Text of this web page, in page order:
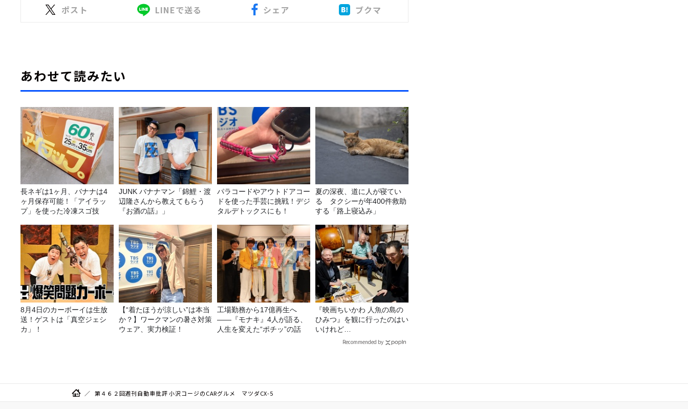
ポスト LINEで送る シェア ブクマ
あわせて読みたい
長ネギは1ヶ月、バナナは4
ヶ月保存可能！「アイラッ
プ」を使った冷凍スゴ技
JUNK バナナマン「錦鯉・渡
辺隆さんから教えてもらう
『お酒の話』」
パラコードやアウトドアコー
ドを使った手芸に挑戦！デジ
タルデトックスにも！
夏の深夜、道に人が寝てい
る タクシーが年400件救助
する「路上寝込み」
8月4日のカーボーイは生放
送！ゲストは「真空ジェシ
カ」！
【“着たほうが涼しい”は本当
か？】ワークマンの暑さ対策
ウェア、実力検証！
工場勤務から17億再生へ
——『モナキ』4人が語る、
人生を変えた“ポチッ”の話
『映画ちいかわ 人魚の島の
ひみつ』を観に行ったのはい
いけれど…
Recommended by
第４６２回週刊自動車批評 小沢コージのCARグルメ マツダCX-5